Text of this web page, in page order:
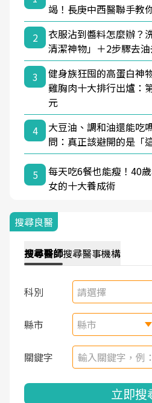
竭！長庚中西醫聯手教
2
衣服沾到醬料怎麼辦？
清潔神物」＋2步驟去
3
健身族狂囤的高蛋白神
雞胸肉十大排行出爐：
元
4
大豆油、調和油還能吃
問：真正該避開的是「
5
每天吃6餐也能瘦！40
女的十大養成術
搜尋良醫
搜尋醫師搜尋醫事機構
科別 請選擇
縣市 縣市
關鍵字
立即搜